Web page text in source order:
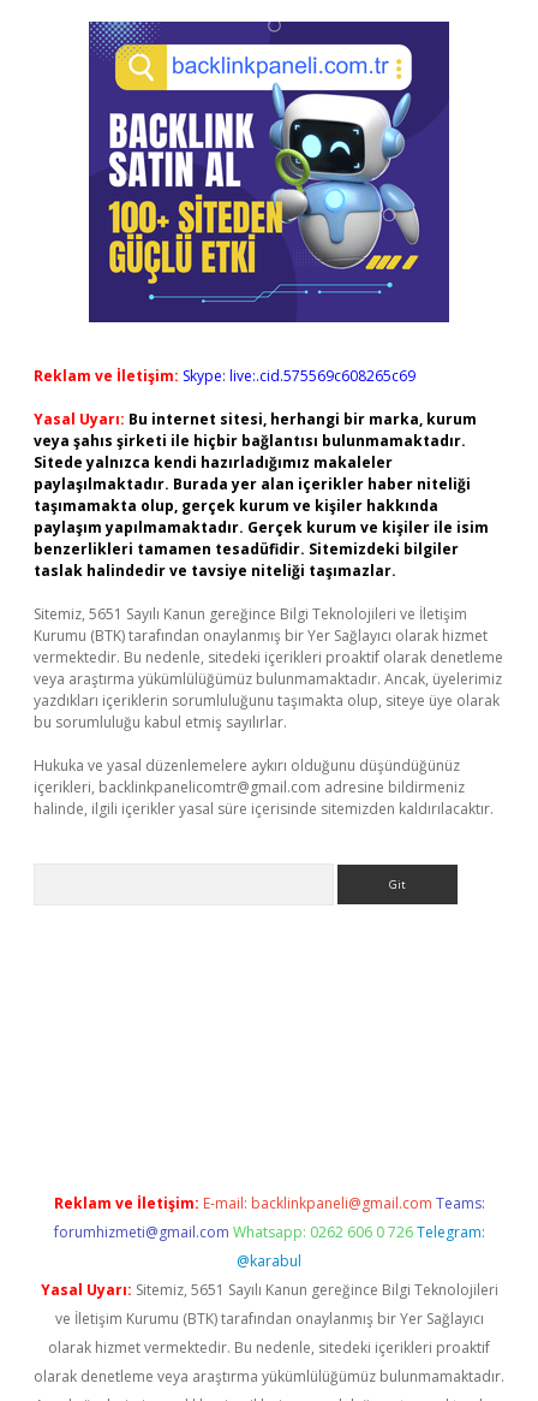
Reklam ve İletişim: Skype: live:.cid.575569c608265c69
Yasal Uyarı: Bu internet sitesi, herhangi bir marka, kurum
veya şahıs şirketi ile hiçbir bağlantısı bulunmamaktadır.
Sitede yalnızca kendi hazırladığımız makaleler
paylaşılmaktadır. Burada yer alan içerikler haber niteliği
taşımamakta olup, gerçek kurum ve kişiler hakkında
paylaşım yapılmamaktadır. Gerçek kurum ve kişiler ile isim
benzerlikleri tamamen tesadüfidir. Sitemizdeki bilgiler
taslak halindedir ve tavsiye niteliği taşımazlar.
Sitemiz, 5651 Sayılı Kanun gereğince Bilgi Teknolojileri ve İletişim
Kurumu (BTK) tarafından onaylanmış bir Yer Sağlayıcı olarak hizmet
vermektedir. Bu nedenle, sitedeki içerikleri proaktif olarak denetleme
veya araştırma yükümlülüğümüz bulunmamaktadır. Ancak, üyelerimiz
yazdıkları içeriklerin sorumluluğunu taşımakta olup, siteye üye olarak
bu sorumluluğu kabul etmiş sayılırlar.
Hukuka ve yasal düzenlemelere aykırı olduğunu düşündüğünüz
içerikleri, backlinkpanelicomtr@gmail.com adresine bildirmeniz
halinde, ilgili içerikler yasal süre içerisinde sitemizden kaldırılacaktır.
Reklam ve İletişim: E-mail: backlinkpaneli@gmail.com Teams:
forumhizmeti@gmail.com Whatsapp: 0262 606 0 726 Telegram:
@karabul
Yasal Uyarı: Sitemiz, 5651 Sayılı Kanun gereğince Bilgi Teknolojileri
ve İletişim Kurumu (BTK) tarafından onaylanmış bir Yer Sağlayıcı
olarak hizmet vermektedir. Bu nedenle, sitedeki içerikleri proaktif
olarak denetleme veya araştırma yükümlülüğümüz bulunmamaktadır.